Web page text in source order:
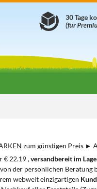
30 Tage
(für
zum günstigen Preis ►
€ 22.19 ,versandbereit im
der persönlichen Beratung
webweit einzigartigen